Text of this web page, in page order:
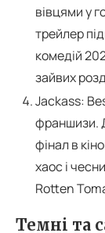
вівцями у
трейлер
комедій
зайвих
Jackass:
франшизи.
фінал в
хаос і
Rotten
Темні та